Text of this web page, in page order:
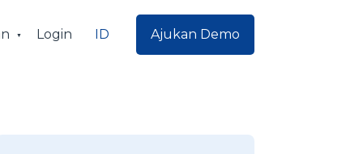
Login ID Ajukan Demo